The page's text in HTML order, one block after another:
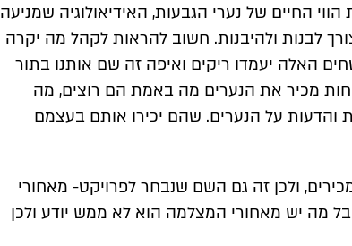
החיים של נערי הגבעות, האידיאולוגיה שמניעה
לבנות ולהיבנות. חשוב להראות לקהל מה יקרה
האלה יעמדו ריקים ואיפה זה שם אותנו בתור
מכיר את הנערים מה באמת הם רוצים, מה
על הנערים. שהם יכירו אותם בעצמם
ולכן זה גם השם שנבחר לפרויקט- מאחורי
מה יש מאחורי המצלמה הוא לא ממש יודע ולכן